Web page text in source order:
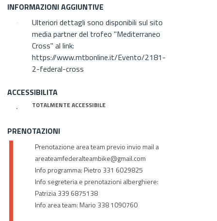
INFORMAZIONI AGGIUNTIVE
Ulteriori dettagli sono disponibili sul sito
media partner del trofeo "Mediterraneo
Cross" al link:
https://www.mtbonline.it/Evento/2181-
2-federal-cross
ACCESSIBILITA
TOTALMENTE ACCESSIBILE
PRENOTAZIONI
Prenotazione area team previo invio mail a
areateamfederalteambike@gmail.com
Info programma: Pietro 331 6029825
Info segreteria e prenotazioni alberghiere:
Patrizia 339 6875138
Info area team: Mario 338 1090760